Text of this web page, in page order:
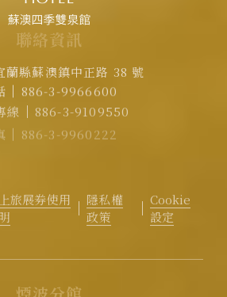
聯絡資訊
蘭縣蘇澳鎮中正路 38 號
886-3-9966600
線
886-3-9109550
886-3-9960222
旅展券使用
隱私權
政策
Cookie
設定